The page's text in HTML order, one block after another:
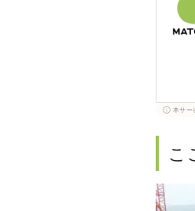
本サー
こ